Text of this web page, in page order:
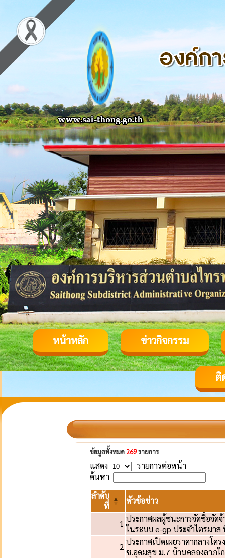
หน้าหลัก ข่าวกิจกรรม
ติ
ข้อมูลทั้งหมด 269รายการ
แสดง
รายการต่อหน้า
ค้นหา
ลำดับ
ที่
หัวข้อข่าว
1 ประกาศผลผู้ชนะการจัดซื้อจัด
ในระบบ e-gp ประจำไตรมาส
2 ประกาศเปิดเผยราคากลางโค
ซ.อุดมสุข ม.7 บ้านคลองลาภใ